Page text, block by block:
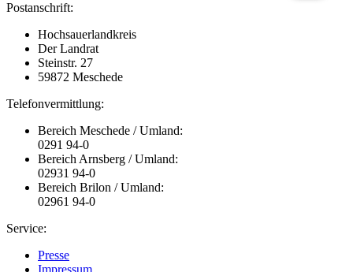
Postanschrift:
Hochsauerlandkreis
Der Landrat
Steinstr. 27
59872 Meschede
Telefonvermittlung:
Bereich Meschede / Umland:
0291 94-0
Bereich Arnsberg / Umland:
02931 94-0
Bereich Brilon / Umland:
02961 94-0
Service:
Presse